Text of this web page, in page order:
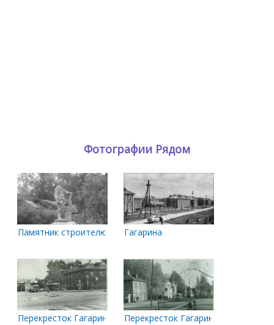
Фотографии Рядом
Памятник строителю Гагарина
Перекресток Гагарина и Космонавтов.
Перекресток Гагарина -